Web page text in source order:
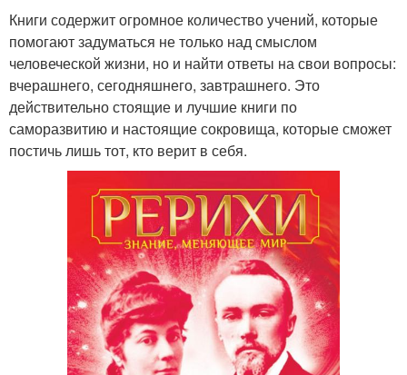
Книги содержит огромное количество учений, которые
помогают задуматься не только над смыслом
человеческой жизни, но и найти ответы на свои вопросы:
вчерашнего, сегодняшнего, завтрашнего. Это
действительно стоящие и лучшие книги по
саморазвитию и настоящие сокровища, которые сможет
постичь лишь тот, кто верит в себя.